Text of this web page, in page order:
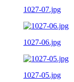
1027-07.jpg
1027-06.jpg
1027-05.jpg